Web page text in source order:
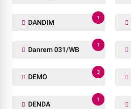
DANDIM
1
Danrem 031/WB
1
DEMO
3
DENDA
1